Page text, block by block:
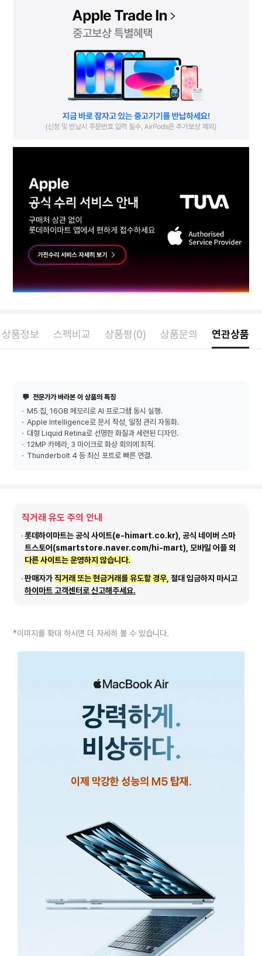
상품정보 스펙비교 상품평(0) 상품문의 연관상품
💬 전문가가 바라본 이 상품의 특징
M5 칩, 16GB 메모리로 AI 프로그램 동시 실행.
Apple Intelligence로 문서 작성, 일정 관리 자동화.
대형 Liquid Retina로 선명한 화질과 세련된 디자인.
12MP 카메라, 3 마이크로 화상 회의에 최적.
Thunderbolt 4 등 최신 포트로 빠른 연결.
직거래 유도 주의 안내
롯데하이마트는 공식 사이트(e-himart.co.kr), 공식 네이버 스마
트스토어(smartstore.naver.com/hi-mart), 모바일 어플 외
다른 사이트는 운영하지 않습니다.
판매자가직거래 또는 현금거래를 유도할 경우, 절대 입금하지 마시고
하이마트 고객센터로 신고해주세요.
*이미지를 확대 하시면 더 자세히 볼 수 있습니다.